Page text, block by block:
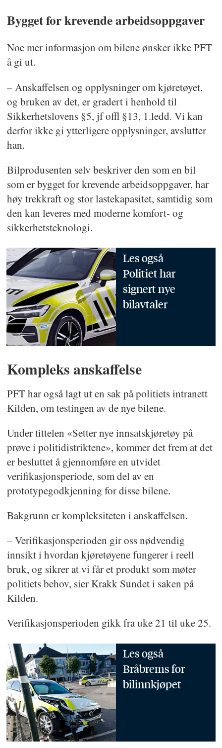
Bygget for krevende arbeidsoppgaver
Noe mer informasjon om bilene ønsker ikke PFT
å gi ut.
– Anskaffelsen og opplysninger om kjøretøyet,
og bruken av det, er gradert i henhold til
Sikkerhetslovens §5, jf offl §13, 1.ledd. Vi kan
derfor ikke gi ytterligere opplysninger, avslutter
han.
Bilprodusenten selv beskriver den som en bil
som er bygget for krevende arbeidsoppgaver, har
høy trekkraft og stor lastekapasitet, samtidig som
den kan leveres med moderne komfort- og
sikkerhetsteknologi.
Les også
Politiet har
signert nye
bilavtaler
Kompleks anskaffelse
PFT har også lagt ut en sak på politiets intranett
Kilden, om testingen av de nye bilene.
Under tittelen «Setter nye innsatskjøretøy på
prøve i politidistriktene», kommer det frem at det
er besluttet å gjennomføre en utvidet
verifikasjonsperiode, som del av en
prototypegodkjenning for disse bilene.
Bakgrunn er kompleksiteten i anskaffelsen.
– Verifikasjonsperioden gir oss nødvendig
innsikt i hvordan kjøretøyene fungerer i reell
bruk, og sikrer at vi får et produkt som møter
politiets behov, sier Krakk Sundet i saken på
Kilden.
Verifikasjonsperioden gikk fra uke 21 til uke 25.
Les også
Bråbrems for
bilinnkjøpet